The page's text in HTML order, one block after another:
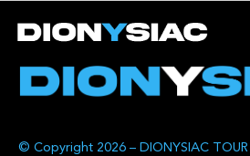
© Copyright 2026 – DIONYSIAC TOUR